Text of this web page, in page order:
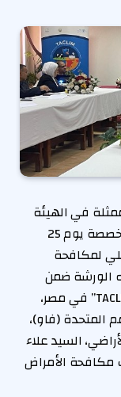
في الهيئة
العامة للخدمات البيطرية، ورشة عمل متخصصة يوم 25
لمكافحة
الورشة ضمن
الأنشطة التنفيذية للمشروع الإيطالي “TACLIM” في مصر،
المتحدة (فاو)،
السيد علاء
مكافحة الأمراض